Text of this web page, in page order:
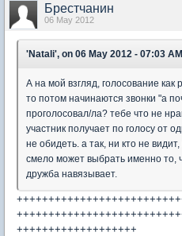
Брестчанин
06 May 2012
'Natali', on 06 May 2012 - 07:03
А на мой взгляд, голосование
то потом начинаются звонки "а
проголосовал/ла? тебе что не
участник получает по голосу от
не обидеть. а так, ни кто не
смело может выбрать именно то,
дружба навязывает.
+++++++++++++++++++